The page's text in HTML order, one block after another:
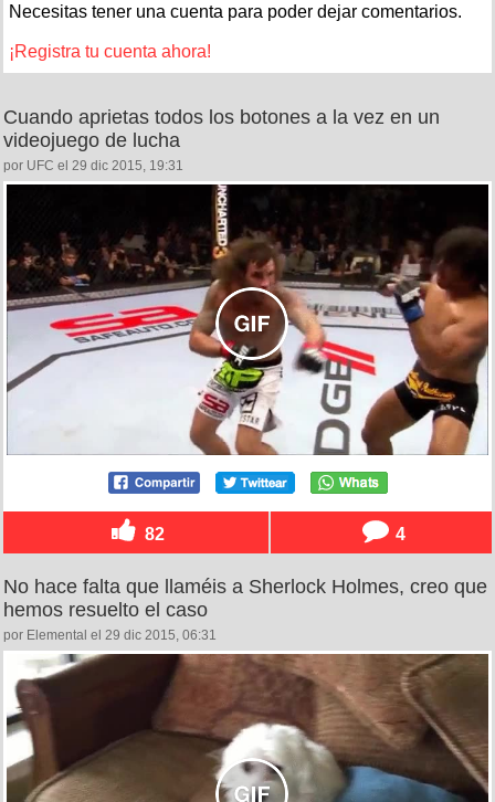
Necesitas tener una cuenta para poder dejar comentarios.
¡Registra tu cuenta ahora!
Cuando aprietas todos los botones a la vez en un
videojuego de lucha
por UFC el 29 dic 2015, 19:31
82 4
No hace falta que llaméis a Sherlock Holmes, creo que
hemos resuelto el caso
por Elemental el 29 dic 2015, 06:31